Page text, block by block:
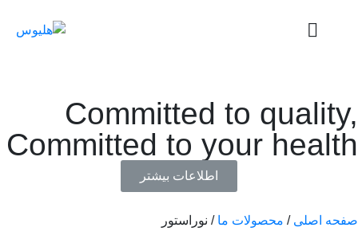
Committed to
Committed to your
اطلاعات بیشتر
اصلی/ محصولات ما /نوراستور